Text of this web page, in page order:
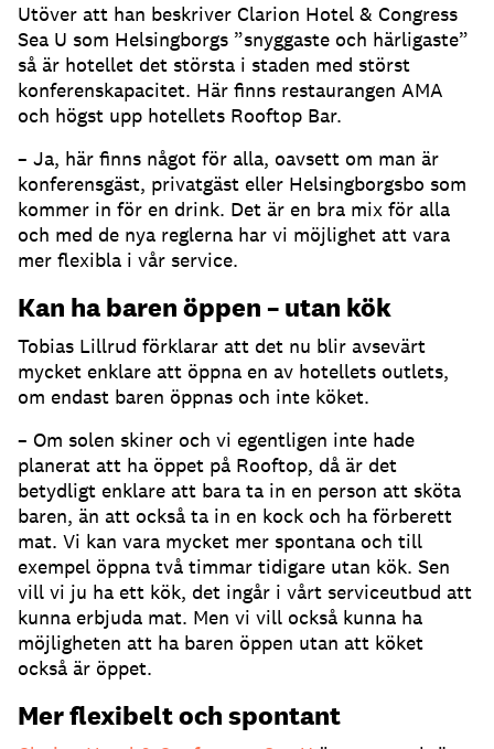
Utöver att han beskriver Clarion Hotel & Congress
Sea U som Helsingborgs ”snyggaste och härligaste”
så är hotellet det största i staden med störst
konferenskapacitet. Här finns restaurangen AMA
och högst upp hotellets Rooftop Bar.
– Ja, här finns något för alla, oavsett om man är
konferensgäst, privatgäst eller Helsingborgsbo som
kommer in för en drink. Det är en bra mix för alla
och med de nya reglerna har vi möjlighet att vara
mer flexibla i vår service.
Kan ha baren öppen – utan kök
Tobias Lillrud förklarar att det nu blir avsevärt
mycket enklare att öppna en av hotellets outlets,
om endast baren öppnas och inte köket.
– Om solen skiner och vi egentligen inte hade
planerat att ha öppet på Rooftop, då är det
betydligt enklare att bara ta in en person att sköta
baren, än att också ta in en kock och ha förberett
mat. Vi kan vara mycket mer spontana och till
exempel öppna två timmar tidigare utan kök. Sen
vill vi ju ha ett kök, det ingår i vårt serviceutbud att
kunna erbjuda mat. Men vi vill också kunna ha
möjligheten att ha baren öppen utan att köket
också är öppet.
Mer flexibelt och spontant